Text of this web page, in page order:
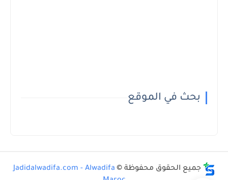
بحث في الموقع
جميع الحقوق محفوظة © Jadidalwadifa.com - Alwadifa